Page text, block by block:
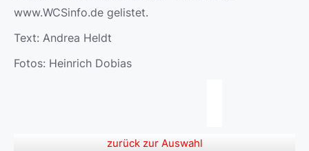
www.WCSinfo.de gelistet.
Text: Andrea Heldt
Fotos: Heinrich Dobias
zurück zur Auswahl